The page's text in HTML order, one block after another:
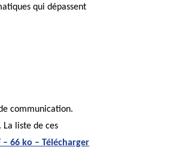
qui dépassent
communication.
liste de ces
66 ko – Télécharger